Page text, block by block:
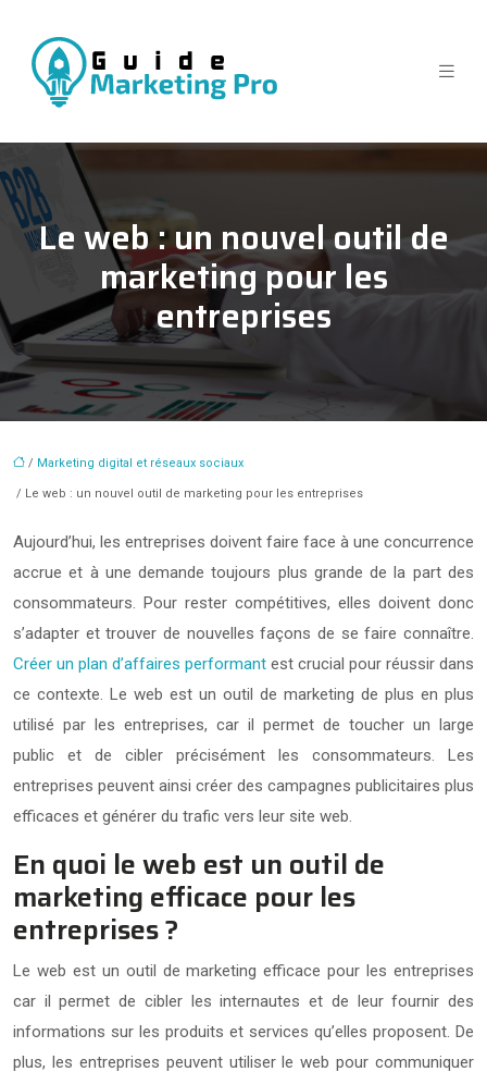
Le web : un nouvel outil de
marketing pour les
entreprises
/ Marketing digital et réseaux sociaux
/ Le web : un nouvel outil de marketing pour les entreprises
Aujourd’hui, les entreprises doivent faire face à une concurrence
accrue et à une demande toujours plus grande de la part des
consommateurs. Pour rester compétitives, elles doivent donc
s’adapter et trouver de nouvelles façons de se faire connaître.
Créer un plan d’affaires performant est crucial pour réussir dans
ce contexte. Le web est un outil de marketing de plus en plus
utilisé par les entreprises, car il permet de toucher un large
public et de cibler précisément les consommateurs. Les
entreprises peuvent ainsi créer des campagnes publicitaires plus
efficaces et générer du trafic vers leur site web.
En quoi le web est un outil de
marketing efficace pour les
entreprises ?
Le web est un outil de marketing efficace pour les entreprises
car il permet de cibler les internautes et de leur fournir des
informations sur les produits et services qu’elles proposent. De
plus, les entreprises peuvent utiliser le web pour communiquer